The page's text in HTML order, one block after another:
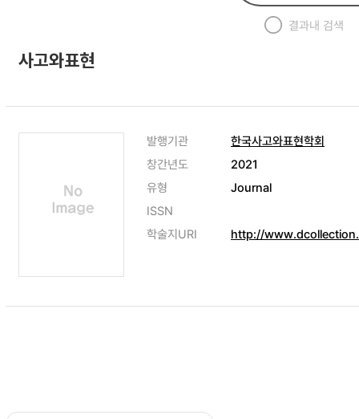
결과내 검색
사고와표현
발행기관
한국사고와표현학회
창간년도
2021
유형
Journal
ISSN
학술지URI
http://